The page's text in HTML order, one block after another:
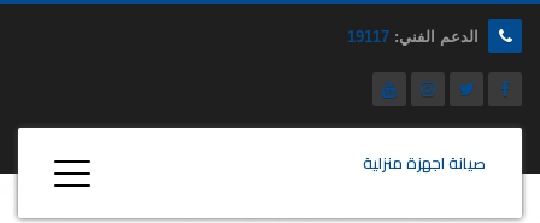
الدعم الفني: 19117
صيانة اجهزة منزلية